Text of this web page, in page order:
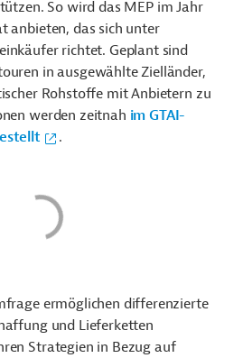
So wird das MEP im Jahr
anbieten, das sich unter
richtet. Geplant sind
in ausgewählte Zielländer,
Rohstoffe mit Anbietern zu
werden zeitnah im GTAI-
.
ermöglichen differenzierte
und Lieferketten
Strategien in Bezug auf